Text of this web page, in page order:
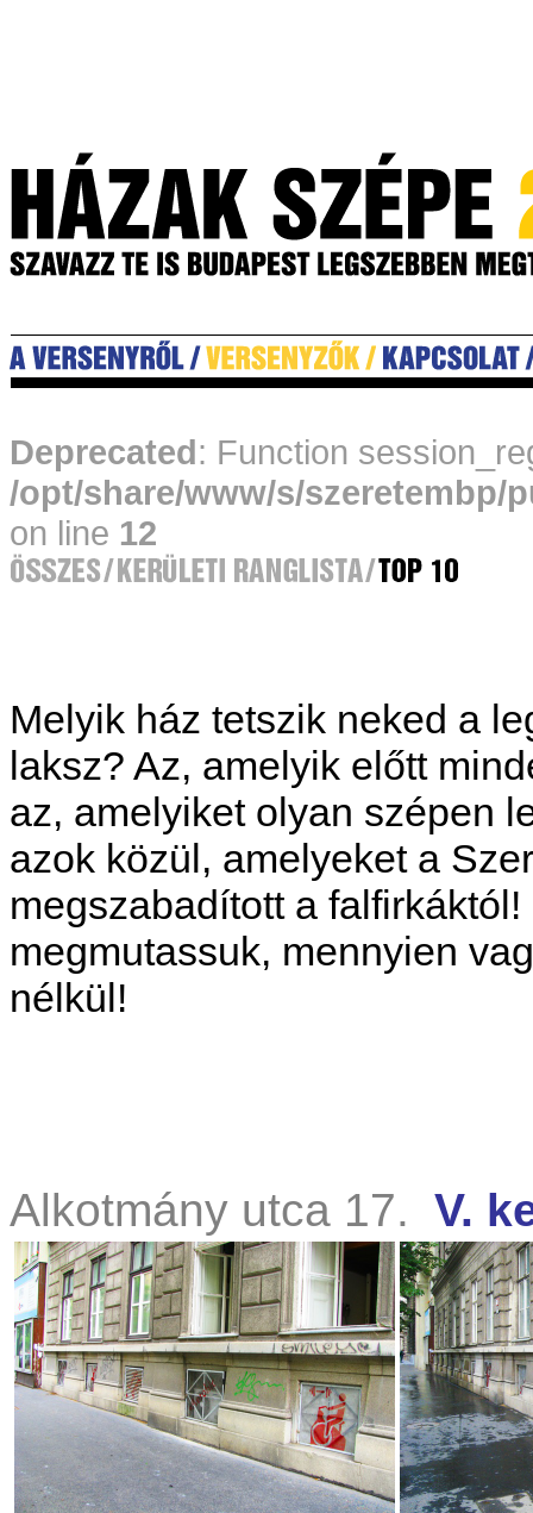
Deprecated: Function
/opt/share/www/s/szeretembp/
on line 12
Melyik ház tetszik neked a
laksz? Az, amelyik előtt
az, amelyiket olyan szépen
azok közül, amelyeket a
megszabadított a
megmutassuk, mennyien
nélkül!
Alkotmány utca 17. V.